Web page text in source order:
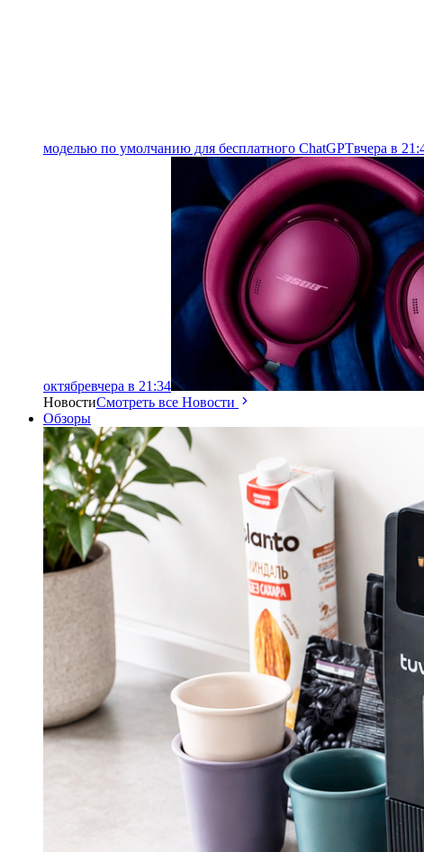
моделью по умолчанию для бесплатного ChatGPTвчера в
октябревчера в 21:34
НовостиСмотреть все Новости
Обзоры